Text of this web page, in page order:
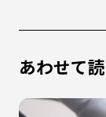
あわせて